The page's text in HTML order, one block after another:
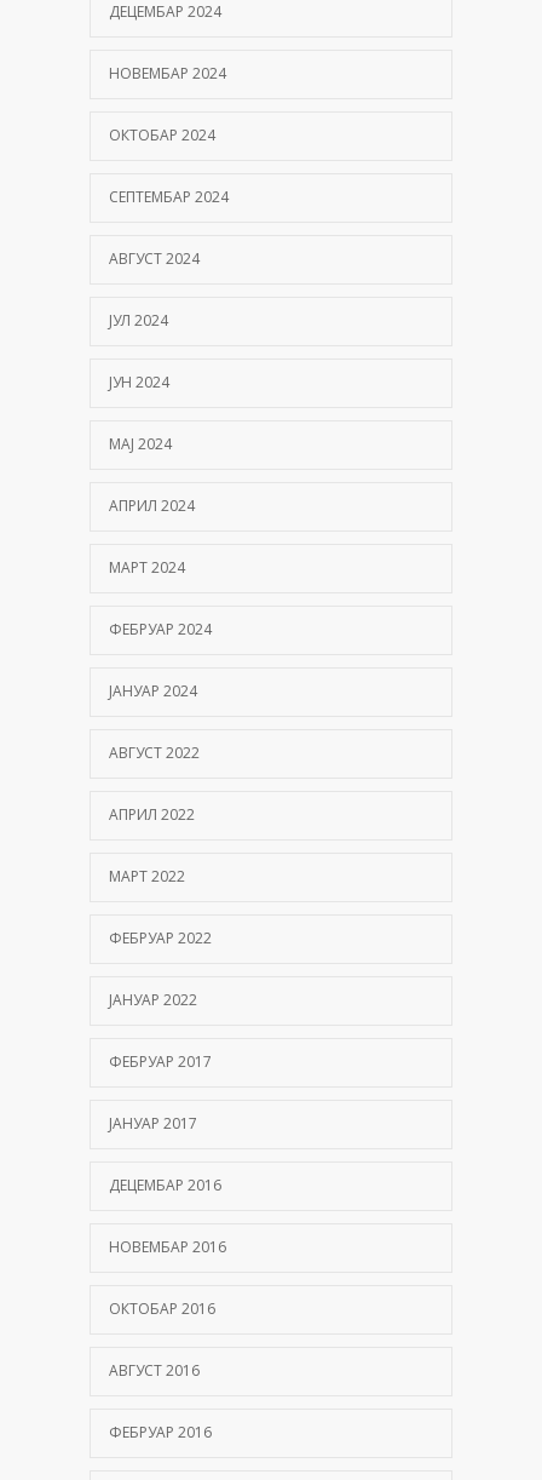
ДЕЦЕМБАР 2024
НОВЕМБАР 2024
ОКТОБАР 2024
СЕПТЕМБАР 2024
АВГУСТ 2024
ЈУЛ 2024
ЈУН 2024
МАЈ 2024
АПРИЛ 2024
МАРТ 2024
ФЕБРУАР 2024
ЈАНУАР 2024
АВГУСТ 2022
АПРИЛ 2022
МАРТ 2022
ФЕБРУАР 2022
ЈАНУАР 2022
ФЕБРУАР 2017
ЈАНУАР 2017
ДЕЦЕМБАР 2016
НОВЕМБАР 2016
ОКТОБАР 2016
АВГУСТ 2016
ФЕБРУАР 2016